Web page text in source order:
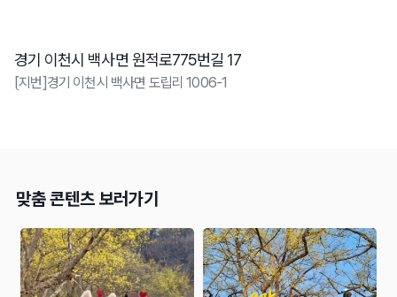
경기 이천시 백사면 원적로775번길 17
[지번]경기 이천시 백사면 도립리 1006-1
맞춤 콘텐츠 보러가기